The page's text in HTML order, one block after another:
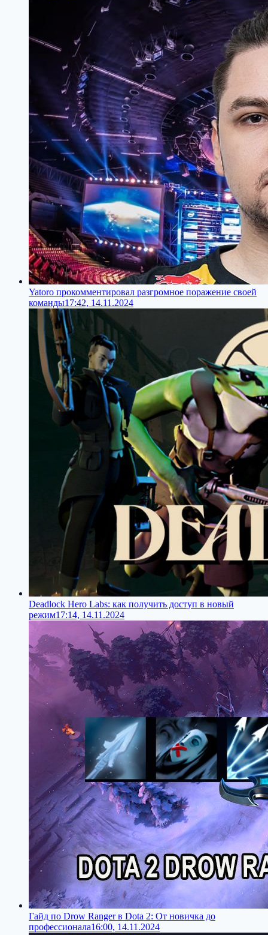
Yatoro прокомментировал разгромное поражение своей
команды17:42, 14.11.2024
Deadlock Hero Labs: как получить доступ в новый
режим17:14, 14.11.2024
Гайд по Drow Ranger в Dota 2: От новичка до
профессионала16:00, 14.11.2024